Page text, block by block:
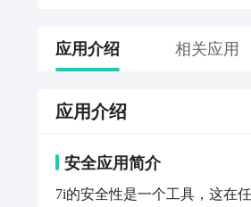
应用介绍 相关应用
应用介绍
安全应用简介
7i的安全性是一个工具，这在